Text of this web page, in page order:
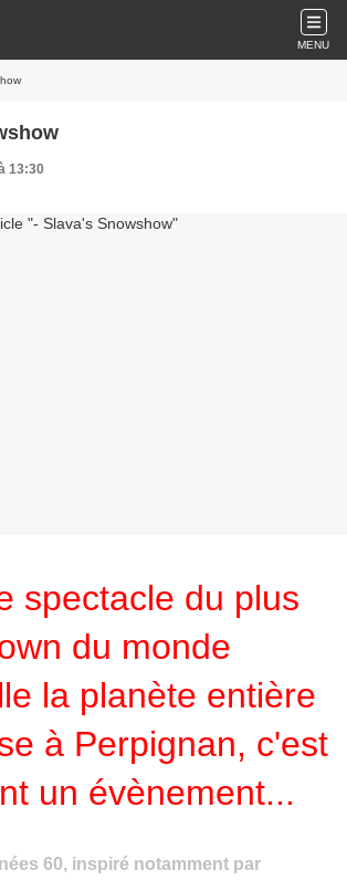
MENU
13:30
spectacle du plus
du monde
la planète entière
à Perpignan, c'est
un évènement...
60, inspiré notamment par